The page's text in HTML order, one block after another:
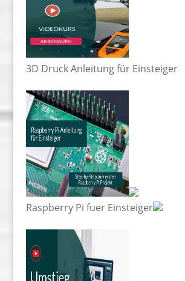
3D Druck Anleitung für Einsteiger
Raspberry Pi fuer Einsteiger